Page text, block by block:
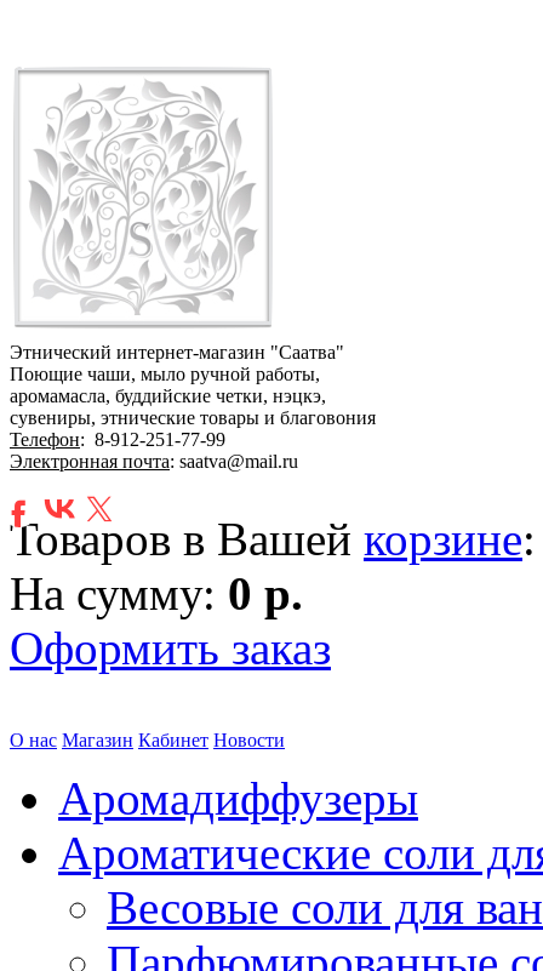
Этнический интернет-магазин "Саатва"
Поющие чаши, мыло ручной работы,
аромамасла, буддийские четки, нэцкэ,
сувениры, этнические товары и благовония
Телефон: 8-912-251-77-99
Электронная почта: saatva@mail.ru
Товаров в Вашей корзине
На сумму: 0 р.
Оформить заказ
О нас Магазин Кабинет Новости
Аромадиффузеры
Ароматические соли
Весовые соли для